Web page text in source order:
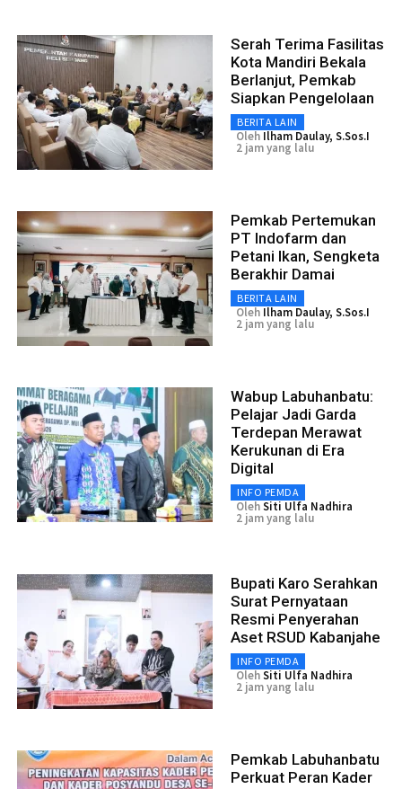
Serah Terima Fasilitas
Kota Mandiri Bekala
Berlanjut, Pemkab
Siapkan Pengelolaan
BERITA LAIN
Oleh Ilham Daulay, S.Sos.I
2 jam yang lalu
Pemkab Pertemukan
PT Indofarm dan
Petani Ikan, Sengketa
Berakhir Damai
BERITA LAIN
Oleh Ilham Daulay, S.Sos.I
2 jam yang lalu
Wabup Labuhanbatu:
Pelajar Jadi Garda
Terdepan Merawat
Kerukunan di Era
Digital
INFO PEMDA
OlehSiti Ulfa Nadhira
2 jam yang lalu
Bupati Karo Serahkan
Surat Pernyataan
Resmi Penyerahan
Aset RSUD Kabanjahe
INFO PEMDA
OlehSiti Ulfa Nadhira
2 jam yang lalu
Pemkab Labuhanbatu
Perkuat Peran Kader